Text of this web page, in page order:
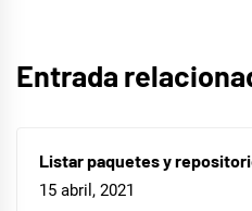
Entrada
Listar paquetes y
15 abril, 2021